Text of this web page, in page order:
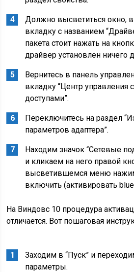
Должно высветиться окно,
вкладку с названием
пакета стоит нажать на
драйвер установлен ничего
Вернитесь в панель
вкладку “Центр управления
доступами”.
Переключитесь на раздел
параметров адаптера”.
Находим значок “Сетевые
и кликаем на него правой
высветившемся меню
включить (активировать
На Виндовс 10 процедура
отличается. Вот пошаговая
Заходим в “Пуск” и
параметры.